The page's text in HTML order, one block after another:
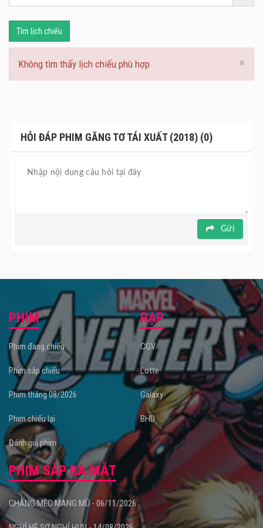
Tìm lịch chiếu
×
Không tìm thấy lịch chiếu phù hợp
HỎI ĐÁP PHIM GĂNG TƠ TÁI XUẤT (2018) (0)
Gửi
PHIM
Phim đang chiếu
Phim sắp chiếu
Phim tháng 08/2026
Phim chiếu lại
Đánh giá phim
RẠP
CGV
Lotte
Galaxy
BHD
PHIM SẮP RA MẮT
CHÀNG MÈO MANG MŨ - 06/11/2026